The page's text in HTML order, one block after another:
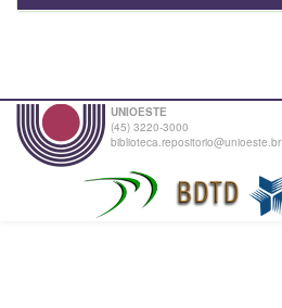
UNIOESTE
(45) 3220-3000
biblioteca.repositorio@unioeste.br